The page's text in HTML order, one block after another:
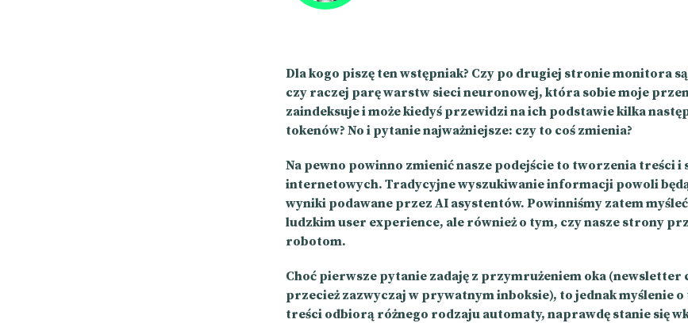
Dla kogo piszę ten wstępniak? Czy po drugiej stronie monitora
czy raczej parę warstw sieci neuronowej, która sobie moje
zaindeksuje i może kiedyś przewidzi na ich podstawie kilka
tokenów? No i pytanie najważniejsze: czy to coś zmienia?
Na pewno powinno zmienić nasze podejście to tworzenia treści i
internetowych. Tradycyjne wyszukiwanie informacji powoli
wyniki podawane przez AI asystentów. Powinniśmy zatem
ludzkim user experience, ale również o tym, czy nasze strony
robotom.
Choć pierwsze pytanie zadaję z przymrużeniem oka (newsletter
przecież zazwyczaj w prywatnym inboksie), to jednak myślenie o
treści odbiorą różnego rodzaju automaty, naprawdę stanie się